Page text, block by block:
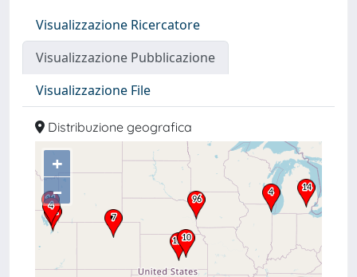
Visualizzazione Ricercatore
Visualizzazione Pubblicazione
Visualizzazione File
Distribuzione geografica
+
–